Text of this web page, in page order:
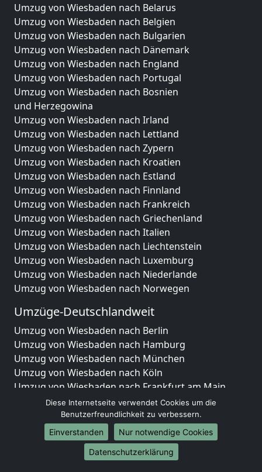
Umzug von Wiesbaden nach Belarus
Umzug von Wiesbaden nach Belgien
Umzug von Wiesbaden nach Bulgarien
Umzug von Wiesbaden nach Dänemark
Umzug von Wiesbaden nach England
Umzug von Wiesbaden nach Portugal
Umzug von Wiesbaden nach Bosnien
und Herzegowina
Umzug von Wiesbaden nach Irland
Umzug von Wiesbaden nach Lettland
Umzug von Wiesbaden nach Zypern
Umzug von Wiesbaden nach Kroatien
Umzug von Wiesbaden nach Estland
Umzug von Wiesbaden nach Finnland
Umzug von Wiesbaden nach Frankreich
Umzug von Wiesbaden nach Griechenland
Umzug von Wiesbaden nach Italien
Umzug von Wiesbaden nach Liechtenstein
Umzug von Wiesbaden nach Luxemburg
Umzug von Wiesbaden nach Niederlande
Umzug von Wiesbaden nach Norwegen
Umzüge-Deutschlandweit
Umzug von Wiesbaden nach Berlin
Umzug von Wiesbaden nach Hamburg
Umzug von Wiesbaden nach München
Umzug von Wiesbaden nach Köln
Umzug von Wiesbaden nach Frankfurt am Main
Umzug von Wiesbaden nach Stuttgart
Umzug von Wiesbaden nach Düsseldorf
Umzug von Wiesbaden nach Leipzig
Umzug von Wiesbaden nach Dortmund
Umzug von Wiesbaden nach Essen
Diese Internetseite verwendet Cookies um die
Benutzerfreundlichkeit zu verbessern.
Einverstanden
Nur notwendige Cookies
Datenschutzerklärung